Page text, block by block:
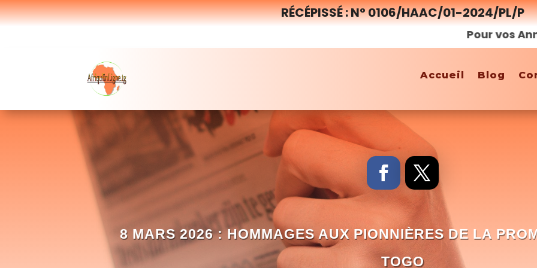
RÉCÉPISSÉ : N° 0106/HAAC/01-2024/PL/P
Pour vos
Accueil Blog
8 MARS 2026 : HOMMAGES AUX PIONNIÈRES DE LA
TOGO